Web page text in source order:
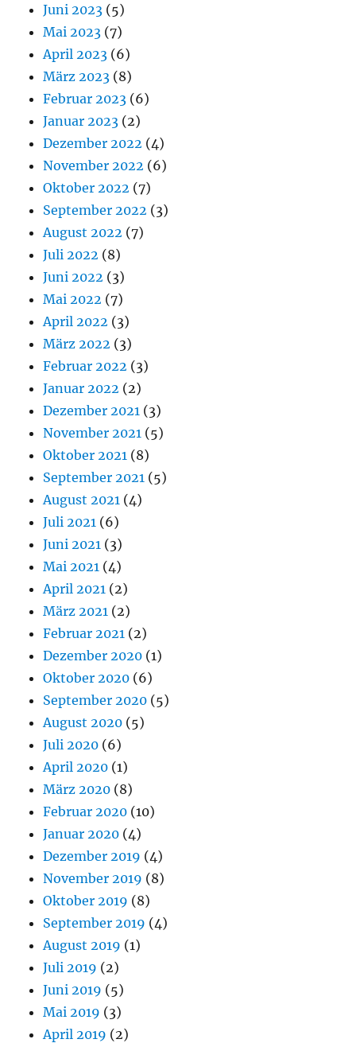
Juni 2023 (5)
Mai 2023 (7)
April 2023 (6)
März 2023 (8)
Februar 2023 (6)
Januar 2023 (2)
Dezember 2022 (4)
November 2022 (6)
Oktober 2022 (7)
September 2022 (3)
August 2022 (7)
Juli 2022 (8)
Juni 2022 (3)
Mai 2022 (7)
April 2022 (3)
März 2022 (3)
Februar 2022 (3)
Januar 2022 (2)
Dezember 2021 (3)
November 2021 (5)
Oktober 2021 (8)
September 2021 (5)
August 2021 (4)
Juli 2021 (6)
Juni 2021 (3)
Mai 2021 (4)
April 2021 (2)
März 2021 (2)
Februar 2021 (2)
Dezember 2020 (1)
Oktober 2020 (6)
September 2020 (5)
August 2020 (5)
Juli 2020 (6)
April 2020 (1)
März 2020 (8)
Februar 2020 (10)
Januar 2020 (4)
Dezember 2019 (4)
November 2019 (8)
Oktober 2019 (8)
September 2019 (4)
August 2019 (1)
Juli 2019 (2)
Juni 2019 (5)
Mai 2019 (3)
April 2019 (2)